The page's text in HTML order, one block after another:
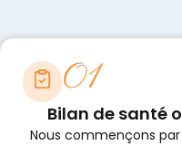
01
Bilan de santé
Nous commençons